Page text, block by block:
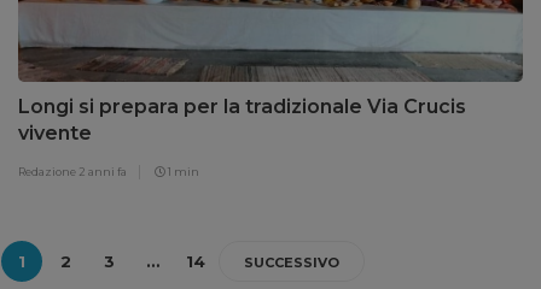
Longi si prepara per la tradizionale Via Crucis
vivente
Redazione 2 anni fa 1 min
1 2 3 … 14 SUCCESSIVO